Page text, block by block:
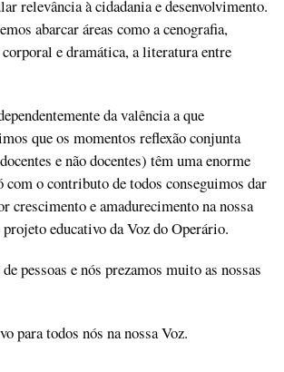
relevância à cidadania e desenvolvimento.
abarcar áreas como a cenografia,
e dramática, a literatura entre
da valência a que
que os momentos reflexão conjunta
e não docentes) têm uma enorme
com o contributo de todos conseguimos dar
crescimento e amadurecimento na nossa
educativo da Voz do Operário.
pessoas e nós prezamos muito as nossas
para todos nós na nossa Voz.